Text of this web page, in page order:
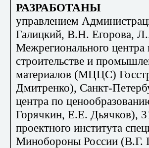
РАЗРАБОТАНЫ
управлением
Галицкий, В.Н. Егорова,
Межрегионального
строительстве и
материалов (МЦЦС)
Дмитренко), Санкт-
центра по
Горячкин, Е.Е. Дьячков),
проектного института
Минобороны России (В.Г.